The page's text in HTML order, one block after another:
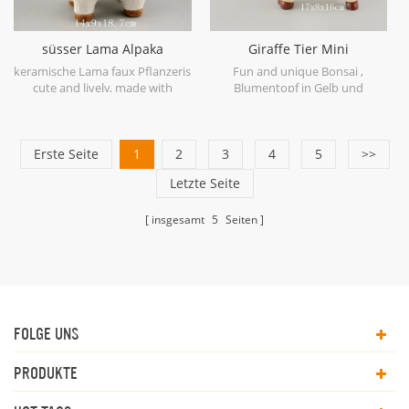
süsser Lama Alpaka
Blumentopf mit gefüllten
Pflanzen
keramische Lama faux Pflanzeris
cute and lively, made with
your living house.
Giraffe Tier Mini
Blumenkasten saftigen
Pflanzer Topf
Fun and unique Bonsai ,
Blumentopf in Gelb und
Sukkulenten.
Erste Seite 1 2 3 4 5
>>
Letzte Seite
insgesamt 5 Seiten
FOLGE UNS
PRODUKTE